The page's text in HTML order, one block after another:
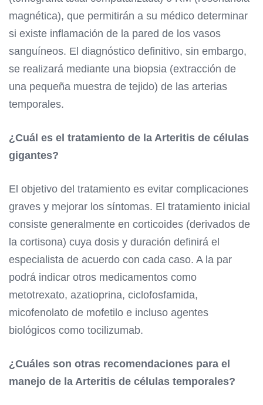
magnética), que permitirán a su médico determinar
si existe inflamación de la pared de los vasos
sanguíneos. El diagnóstico definitivo, sin embargo,
se realizará mediante una biopsia (extracción de
una pequeña muestra de tejido) de las arterias
temporales.
¿Cuál es el tratamiento de la Arteritis de células
gigantes?
El objetivo del tratamiento es evitar complicaciones
graves y mejorar los síntomas. El tratamiento inicial
consiste generalmente en corticoides (derivados de
la cortisona) cuya dosis y duración definirá el
especialista de acuerdo con cada caso. A la par
podrá indicar otros medicamentos como
metotrexato, azatioprina, ciclofosfamida,
micofenolato de mofetilo e incluso agentes
biológicos como tocilizumab.
¿Cuáles son otras recomendaciones para el
manejo de la Arteritis de células temporales?